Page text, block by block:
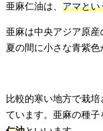
亜麻仁油は、 アマとい
亜麻は中央アジア原
夏の間に小さな青紫色
比較的寒い地方で栽
ています。亜麻の種子